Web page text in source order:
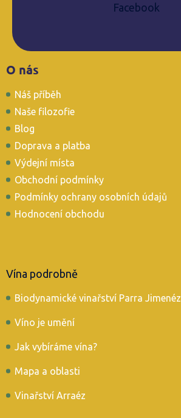
Facebook
O nás
Náš příběh
Naše filozofie
Blog
Doprava a platba
Výdejní místa
Obchodní podmínky
Podmínky ochrany osobních údajů
Hodnocení obchodu
Vína podrobně
Biodynamické vinařství Parra Jimenéz
Víno je umění
Jak vybíráme vína?
Mapa a oblasti
Vinařství Arraéz